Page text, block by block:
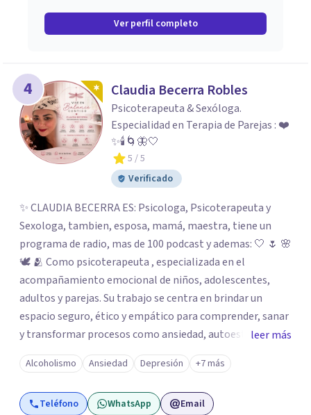
Ver perfil completo
4 Claudia Becerra Robles
Psicoterapeuta & Sexóloga.
Especialidad en Terapia de Parejas : ❤️
✨🕯️🌀🦋🤍
5 / 5
Verificado
✨ CLAUDIA BECERRA ES: Psicologa, Psicoterapeuta y
Sexologa, tambien, esposa, mamá, maestra, tiene un
programa de radio, mas de 100 podcast y ademas: 🤍 🌷 🌸
🕊️ 🫂 Como psicoterapeuta , especializada en el
acompañamiento emocional de niños, adolescentes,
adultos y parejas. Su trabajo se centra en brindar un
espacio seguro, ético y empático para comprender, sanar
y transformar procesos como ansiedad, autoestima,
duelos, conflictos familiares y crisis personales.
Acompaña desde una mirada humana e integral,
favoreciendo el autoconocimiento, la regulación
emocional y el equilibrio interno. 💖 💕 💫 🔥 🌹 Como
leer más
Alcoholismo Ansiedad Depresión +7 más
Teléfono WhatsApp Email